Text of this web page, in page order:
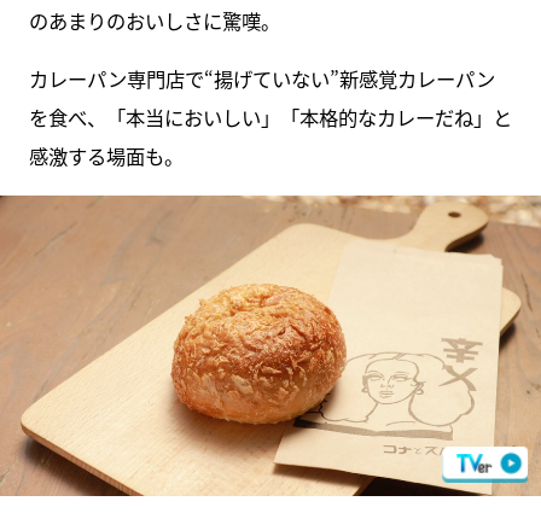
のあまりのおいしさに驚嘆。
カレーパン専門店で“揚げていない”新感覚カレーパン
を食べ、「本当においしい」「本格的なカレーだね」と
感激する場面も。